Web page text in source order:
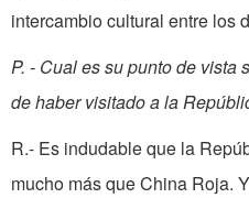
intercambio cultural entre los
P. - Cual es su punto de vista
de haber visitado a la
R.- Es indudable que la
mucho más que China Roja.